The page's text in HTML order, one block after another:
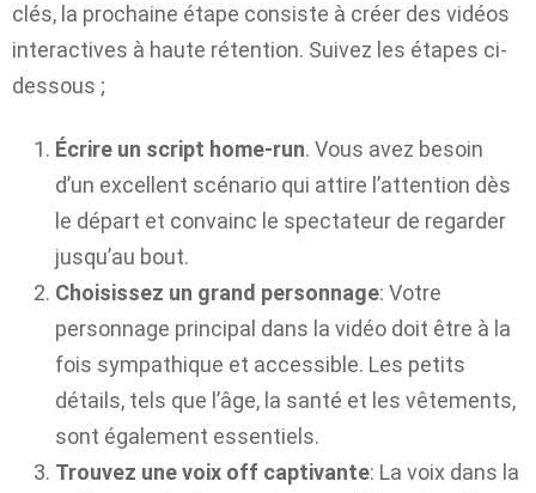
clés, la prochaine étape consiste à créer des vidéos
interactives à haute rétention. Suivez les étapes ci-
dessous ;
Écrire un script home-run. Vous avez besoin
d’un excellent scénario qui attire l’attention dès
le départ et convainc le spectateur de regarder
jusqu’au bout.
Choisissez un grand personnage: Votre
personnage principal dans la vidéo doit être à la
fois sympathique et accessible. Les petits
détails, tels que l’âge, la santé et les vêtements,
sont également essentiels.
Trouvez une voix off captivante: La voix dans la